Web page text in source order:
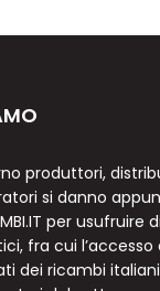
produttori,
si danno
per usufruire
fra cui
dei ricambi